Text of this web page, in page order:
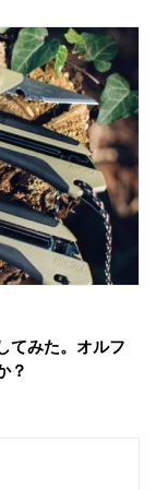
てみた。オルフ
？